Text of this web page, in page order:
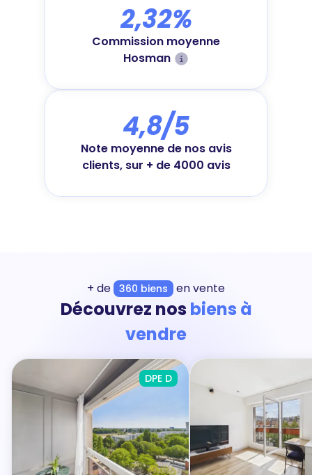
2,32%
Commission moyenne
Hosman
4,8/5
Note moyenne de nos avis
clients, sur + de 4000 avis
+ de 360 biens en vente
Découvrez nosbiens à
vendre
DPE D